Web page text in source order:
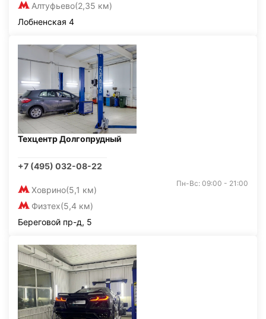
Алтуфьево(2,35 км)
Лобненская 4
Техцентр Долгопрудный
+7 (495) 032-08-22
Ховрино(5,1 км)
Физтех(5,4 км)
Пн-Вс: 09:00 - 21:00
Береговой пр-д, 5